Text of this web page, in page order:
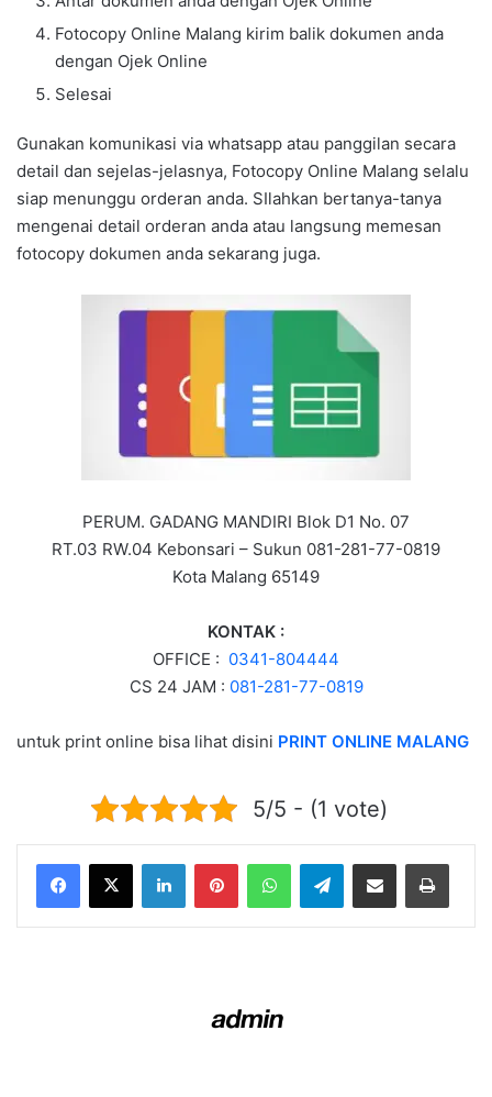
Fotocopy Online Malang kirim balik dokumen anda
dengan Ojek Online
Selesai
Gunakan komunikasi via whatsapp atau panggilan secara
detail dan sejelas-jelasnya, Fotocopy Online Malang selalu
siap menunggu orderan anda. SIlahkan bertanya-tanya
mengenai detail orderan anda atau langsung memesan
fotocopy dokumen anda sekarang juga.
PERUM. GADANG MANDIRI Blok D1 No. 07
RT.03 RW.04 Kebonsari – Sukun 081-281-77-0819
Kota Malang 65149
KONTAK :
OFFICE : 0341-804444
CS 24 JAM : 081-281-77-0819
untuk print online bisa lihat disini PRINT ONLINE MALANG
5/5 - (1 vote)
Telegram